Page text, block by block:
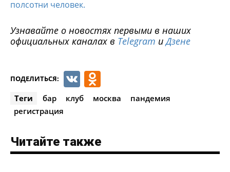
полсотни человек.
Узнавайте о новостях первыми в наших
официальных каналах в Telegram иДзене
ПОДЕЛИТЬСЯ: VK
Теги бар клуб москва
пандемия
регистрация
Читайте также